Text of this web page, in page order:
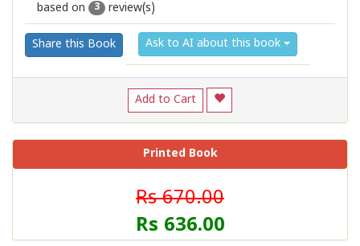
2
1
based on
3 review(s)
Share this Book Ask to AI about this book
Add to Cart
Printed Book
Rs 670.00
Rs 636.00